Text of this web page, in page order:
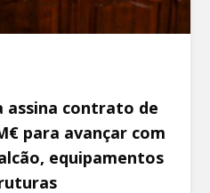
assina contrato de
para avançar com
equipamentos